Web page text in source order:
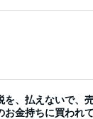
を、払えないで、
お金持ちに買われ